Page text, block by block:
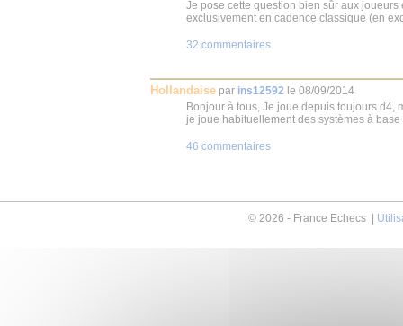
Je pose cette question bien sûr aux
exclusivement en cadence classique (en
32 commentaires
Hollandaise par ins12592 le 08/09/2014
Bonjour à tous, Je joue depuis toujours d4,
je joue habituellement des systèmes à base
46 commentaires
© 2026 - France Echecs |